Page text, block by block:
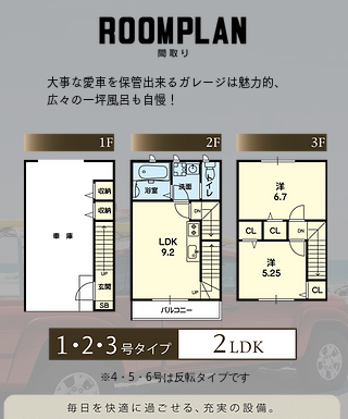
大事な愛車を保管出来るガレージは魅力的、
広々の一坪風呂も自慢！
※4・5・6号は反転タイプです